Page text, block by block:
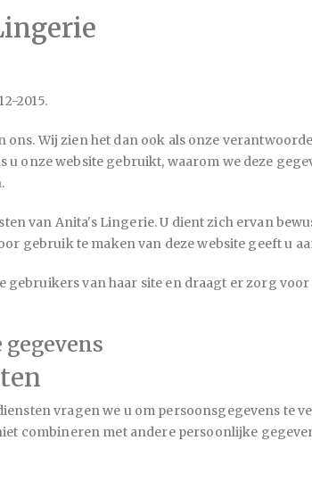
2015.
Wij zien het dan ook als onze
u onze website gebruikt, waarom we deze
van Anita's Lingerie. U dient zich ervan
gebruik te maken van deze website geeft u
gebruikers van haar site en draagt er zorg
vragen we u om persoonsgegevens te
combineren met andere persoonlijke